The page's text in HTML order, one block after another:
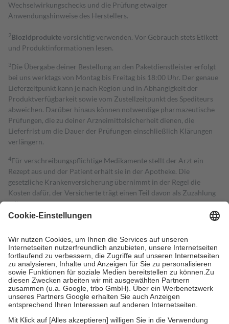
Wechselwirkungschecks und die Prüfung etwaiger
Anwendungshinweise des Herstellers.
2Biozidproduktevorsichtig verwenden. Vor Gebrauch stets Etikett
und Produktinformationen lesen.
3Die Übergabe deiner Bestellung an den Paketdienstleister erfolgt
bei uns werktags von Montag bis Freitag bis 18:00 Uhr. Der genaue
Lieferzeitpunkt kann je nach Region und in Abhängigkeit der
Produktverfügbarkeit sowie vom Zustellzeitpunkt des Spediteurs
abweichen. Darüber hinaus können notwendige pharmazeutische
Prüfungen, die zu deiner Arzneimittelsicherheit dienen, die
Lieferfrist um die Dauer der Prüfungen einschließlich Klärungen
verlängern.
4Für verschreibungspflichtige Medikamente stellt der Arzt ein
Rezept aus und der Patient erhält sie in der Apotheke. Die
gesetzliche Krankenversicherung übernimmt in der Regel die
Kosten dafür, der Versicherte trägt einen Teil davon als Zuzahlung
mit.
Grundsätzlich leisten Mitglieder Zuzahlungen in Höhe von zehn
höchstens zehn Euro.
Es sind jedoch nie mehr als die tatsächlichen
Kosten der Leistung zu entrichten.
Diese Regeln gelten grundsätzlich auch für Online-Apotheken.
Bei Heilmitteln und häuslicher Krankenpflege beträgt die
Zuzahlung zehn Prozent der Kosten sowie zehn Euro je
Verordnung.
Um das Engagement der Versicherten für ihre eigene Gesundheit zu
stärken und die besondere Stellung der Familie zu unterstützen,
fallenkeine Zuzahlungenan bei: